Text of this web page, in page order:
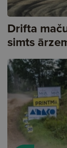
Drifta
simts